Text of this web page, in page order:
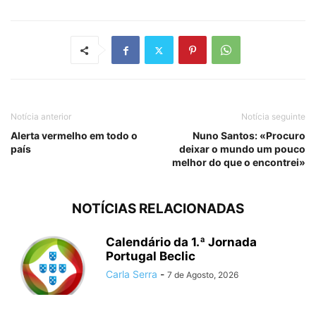
Notícia anterior
Alerta vermelho em todo o
país
Notícia seguinte
Nuno Santos: «Procuro
deixar o mundo um pouco
melhor do que o encontrei»
NOTÍCIAS RELACIONADAS
Calendário da 1.ª Jornada
Portugal Beclic
Carla Serra - 7 de Agosto, 2026